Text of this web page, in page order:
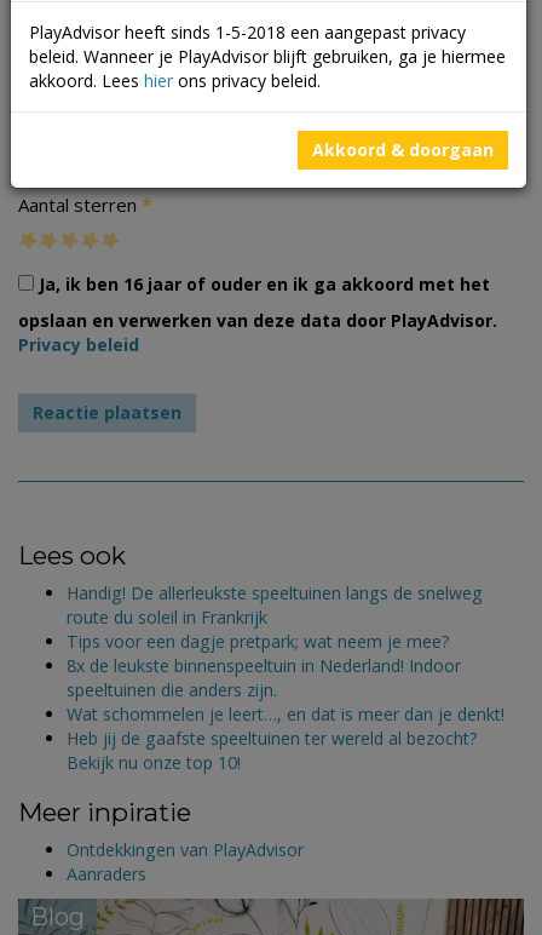
Aantal sterren *
Ja, ik ben 16 jaar of ouder en ik ga akkoord met het
opslaan en verwerken van deze data door PlayAdvisor.
Privacy beleid
Lees ook
Handig! De allerleukste speeltuinen langs de snelweg
route du soleil in Frankrijk
Tips voor een dagje pretpark; wat neem je mee?
8x de leukste binnenspeeltuin in Nederland! Indoor
speeltuinen die anders zijn.
Wat schommelen je leert…, en dat is meer dan je denkt!
Heb jij de gaafste speeltuinen ter wereld al bezocht?
Bekijk nu onze top 10!
Meer inpiratie
Ontdekkingen van PlayAdvisor
Aanraders
Blog
PlayAdvisor heeft sinds 1-5-2018 een aangepast privacy
beleid. Wanneer je PlayAdvisor blijft gebruiken, ga je hiermee
akkoord. Lees hier ons privacy beleid.
Akkoord & doorgaan